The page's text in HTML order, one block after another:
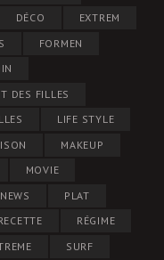
DÉCO
EXTREM
FORMEN
DES FILLES
LIFE STYLE
MAKEUP
MOVIE
NEWS
PLAT
RÉGIME
SURF